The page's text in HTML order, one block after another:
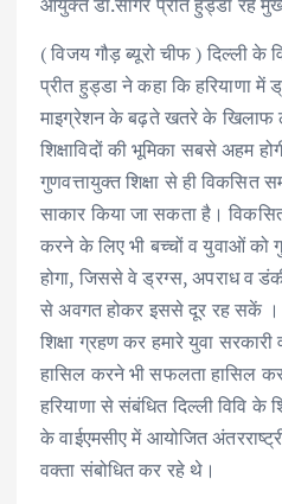
आयुक्त डा.सागर प्रीत हुड्डा रहे
( विजय गौड़ ब्यूरो चीफ ) दिल्ली
प्रीत हुड्डा ने कहा कि हरियाणा
माइग्रेशन के बढ़ते खतरे के खिलाफ
शिक्षाविदों की भूमिका सबसे अहम
गुणवत्तायुक्त शिक्षा से ही विकसित
साकार किया जा सकता है।
करने के लिए भी बच्चों व युवाओं को
होगा, जिससे वे ड्रग्स, अपराध व
से अवगत होकर इससे दूर रह सकें ।
शिक्षा ग्रहण कर हमारे युवा सरकारी
हासिल करने भी सफलता हासिल
हरियाणा से संबंधित दिल्ली विवि के
के वाईएमसीए में आयोजित
वक्ता संबोधित कर रहे थे।